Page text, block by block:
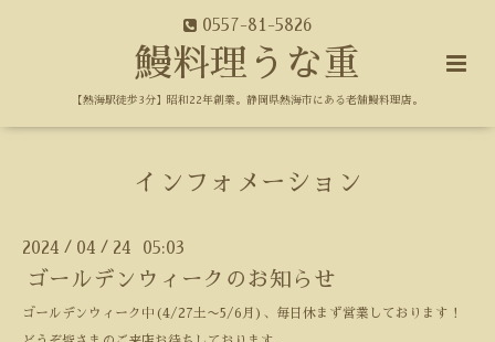
0557-81-5826
鰻料理うな重
【熱海駅徒歩3分】昭和22年創業。静岡県熱海市にある老舗鰻料理店。
インフォメーション
2024 / 04 / 24 05:03
ゴールデンウィークのお知らせ
ゴールデンウィーク中(4/27土〜5/6月)、毎日休まず営業しております！